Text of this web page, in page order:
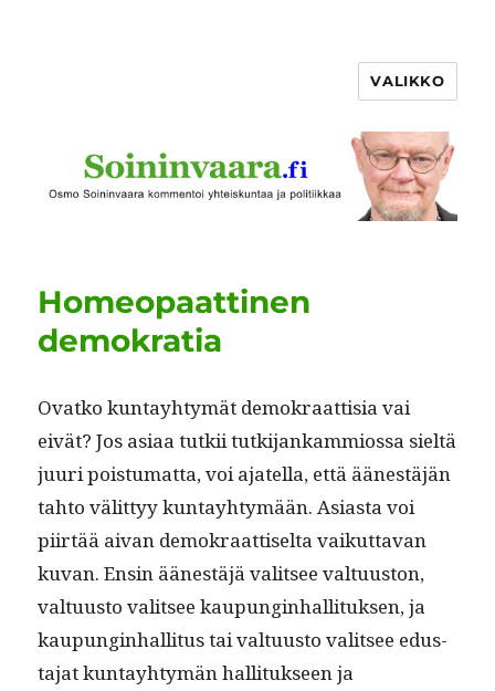
VALIKKO
Homeopaattinen
demokratia
Ovatko kun­tay­htymät demokraat­tisia vai
eivät? Jos asi­aa tutkii tutk­i­jankam­mios­sa sieltä
juuri pois­tu­mat­ta, voi ajatel­la, että äänestäjän
tah­to välit­tyy kun­tay­htymään. Asi­as­ta voi
piirtää aivan demokraat­tiselta vaikut­ta­van
kuvan. Ensin äänestäjä val­it­see val­tu­us­ton,
val­tu­us­to val­it­see kaupung­in­hal­li­tuk­sen, ja
kaupung­in­hal­li­tus tai val­tu­us­to val­it­see edus­
ta­jat kun­tay­htymän hal­li­tuk­seen ja